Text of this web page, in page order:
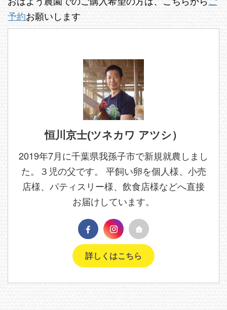
予約お願いします
恒川京士(ツネカワ アツシ）
2019年7月に千葉県我孫子市で新規就農しまし
た。３児の父です。 平飼い卵を個人様、小売
店様、パティスリー様、飲食店様などへ直接
お届けしています。
詳しくはこちら